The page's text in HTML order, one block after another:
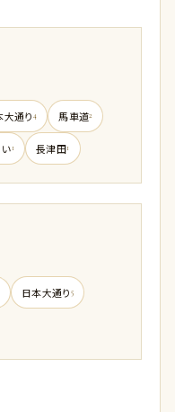
大通り4 馬車道2
1 長津田1
日本大通り5